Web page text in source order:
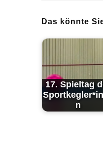
Das könnte
17. Spieltag
n